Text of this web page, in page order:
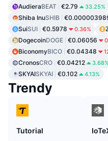
AudieraBEAT €2.79 33.25%
Shiba InuSHIB
SuiSUI €0.5978 0.36%
DogecoinDOGE €0.06056
BiconomyBICO €0.04348
CronosCRO €0.04212
SKYAISKYAI €0.102 4.13%
Trendy
Tutorial